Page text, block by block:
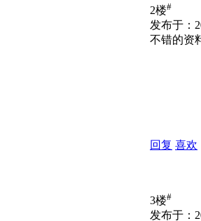
2楼#
发布于：
不错的资
回复 喜欢
3楼#
发布于：